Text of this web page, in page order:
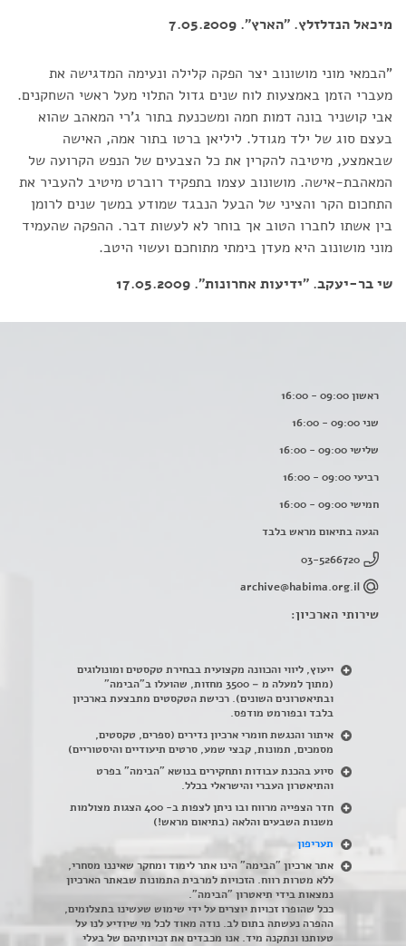
מיכאל הנדלזלץ. "הארץ". 7.05.2009
"הבמאי מוני מושונוב יצר הפקה קלילה ונעימה המדגישה את
מעברי הזמן באמצעות לוח שנים גדול התלוי מעל ראשי השחקנים.
אבי קושניר בונה דמות חמה ומשכנעת בתור ג'רי המאהב שהוא
בעצם סוג של ילד מגודל. ליליאן ברטו בתור אמה, האישה
שבאמצע, מיטיבה להקרין את כל הצבעים של הנפש הקרועה של
המאהבת-אישה. מושונוב עצמו בתפקיד רוברט מיטיב להעביר את
התחכום הקר והציני של הבעל הנבגד שמודע במשך שנים לרומן
בין אשתו לחברו הטוב אך בוחר לא לעשות דבר. ההפקה שהעמיד
מוני מושונוב היא מעדן בימתי מתוחכם ועשוי היטב.
שי בר-יעקב. "ידיעות אחרונות". 17.05.2009
ראשון 09:00 - 16:00
שני 09:00 - 16:00
שלישי 09:00 - 16:00
רביעי 09:00 - 16:00
חמישי 09:00 - 16:00
הגעה בתיאום מראש בלבד
03-5266720
archive@habima.org.il
שירותי הארכיון:
ייעוץ, ליווי והכוונה מקצועית בבחירת טקסטים ומונולוגים
(מתוך למעלה מ – 3500 מחזות, שהועלו ב"הבימה"
ובתיאטרונים השונים). רכישת הטקסטים מתבצעת בארכיון
בלבד ובפורמט מודפס.
איתור והנגשת חומרי ארכיון נדירים (ספרים, טקסטים,
מסמכים, תמונות, קבצי שמע, סרטים תיעודיים והיסטוריים)
סיוע בהכנת עבודות ותחקירים בנושא "הבימה" בפרט
והתיאטרון העברי והישראלי בכלל.
חדר הצפייה מרווח ובו ניתן לצפות ב- 400 הצגות מצולמות
משנות השבעים והלאה (בתיאום מראש!)
תעריפון
אתר ארכיון "הבימה" הינו אתר לימוד ומחקר שאיננו מסחרי,
ללא מטרות רווח. הזכויות למרבית התמונות שבאתר הארכיון
נמצאות בידי תיאטרון "הבימה".
ככל שהופרו זכויות יוצרים על ידי שימוש שעשינו בתצלומים,
ההפרה נעשתה בתום לב. נודה מאוד לכל מי שיודיע לנו על
טעותנו ונתקנה מיד. אנו מכבדים את זכויותיהם של בעלי